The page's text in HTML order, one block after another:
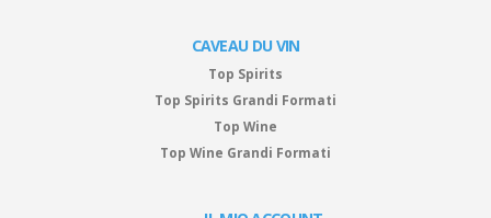
CAVEAU DU VIN
Top Spirits
Top Spirits Grandi Formati
Top Wine
Top Wine Grandi Formati